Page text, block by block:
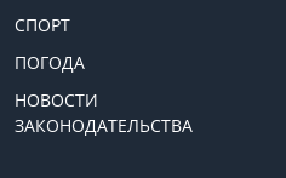
СПОРТ
ПОГОДА
НОВОСТИ
ЗАКОНОДАТЕЛЬСТВА